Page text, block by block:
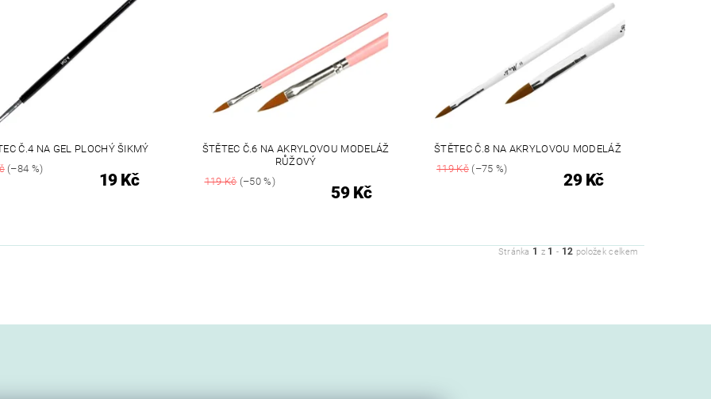
Č.4 NA GEL PLOCHÝ ŠIKMÝ
(–84 %)
19 Kč
ŠTĚTEC Č.6 NA AKRYLOVOU MODELÁŽ
RŮŽOVÝ
119 Kč(–50 %)
59 Kč
ŠTĚTEC Č.8 NA AKRYLOVOU MODELÁŽ
119 Kč (–75 %)
29 Kč
Stránka 1 z 1 - 12 položek celkem